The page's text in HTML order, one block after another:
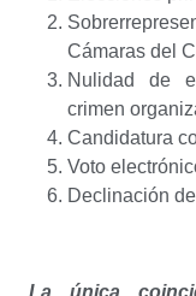
Cámaras del
Nulidad de
crimen
Candidatura
Voto
Declinación